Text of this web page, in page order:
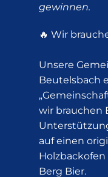
gewinnen.
🔥 Wir
Unsere
Beutelsbach
wir brauchen
auf einen
Berg Bier.